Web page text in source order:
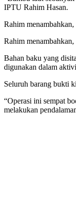
IPTU Rahim Hasan.
Rahim
Rahim
Bahan baku yang
digunakan dalam
Seluruh barang bukti
“Operasi ini sempat
melakukan